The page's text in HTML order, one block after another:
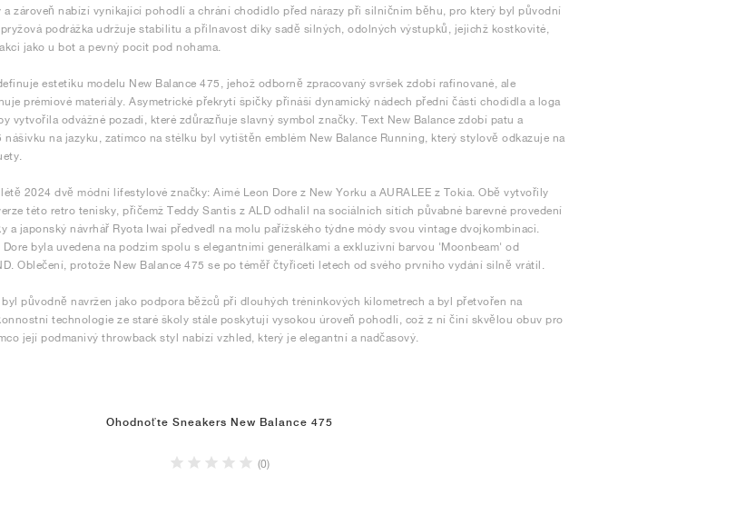
zároveň nabízí vynikající pohodlí a chrání chodidlo před nárazy při silničním běhu, pro který byl původní
podrážka udržuje stabilitu a přilnavost díky sadě silných, odolných výstupků, jejichž kostkovité,
jako u bot a pevný pocit pod nohama.
estetiku modelu New Balance 475, jehož odborně zpracovaný svršek zdobí rafinované, ale
prémiové materiály. Asymetrické překrytí špičky přináší dynamický nádech přední části chodidla a loga
vytvořila odvážné pozadí, které zdůrazňuje slavný symbol značky. Text New Balance zdobí patu a
na jazyku, zatímco na stélku byl vytištěn emblém New Balance Running, který stylově odkazuje na
2024 dvě módní lifestylové značky: Aimé Leon Dore z New Yorku a AURALEE z Tokia. Obě vytvořily
této retro tenisky, přičemž Teddy Santis z ALD odhalil na sociálních sítích půvabné barevné provedení
a japonský návrhář Ryota Iwai předvedl na molu pařížského týdne módy svou vintage dvojkombinaci.
byla uvedena na podzim spolu s elegantními generálkami a exkluzivní barvou 'Moonbeam' od
Oblečení, protože New Balance 475 se po téměř čtyřiceti letech od svého prvního vydání silně vrátil.
původně navržen jako podpora běžců při dlouhých tréninkových kilometrech a byl přetvořen na
technologie ze staré školy stále poskytují vysokou úroveň pohodlí, což z ní činí skvělou obuv pro
její podmanivý throwback styl nabízí vzhled, který je elegantní a nadčasový.
Ohodnoťte Sneakers New Balance 475
(0)